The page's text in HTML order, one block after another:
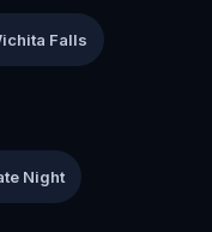
Falls
Night